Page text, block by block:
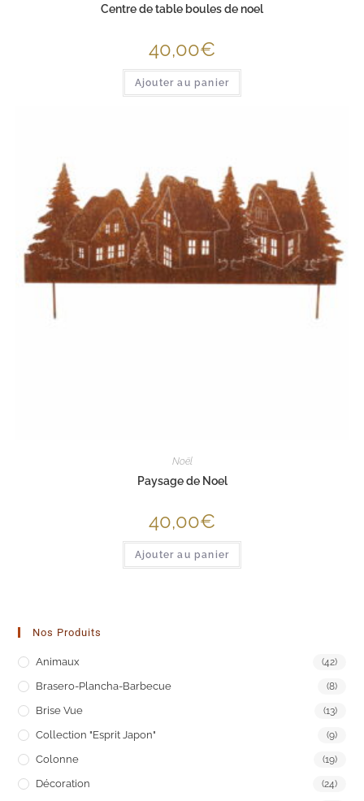
Centre de table boules de noel
40,00€
Ajouter au panier
Noël
Paysage de Noel
40,00€
Ajouter au panier
Nos Produits
Animaux (42)
Brasero-Plancha-Barbecue (8)
Brise Vue (13)
Collection "Esprit Japon" (9)
Colonne (19)
Décoration (24)